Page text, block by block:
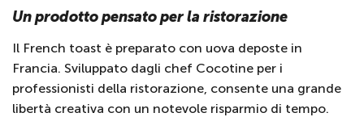
Un prodotto pensato per la ristorazione
Il French toast è preparato con uova deposte in
Francia. Sviluppato dagli chef Cocotine per i
professionisti della ristorazione, consente una grande
libertà creativa con un notevole risparmio di tempo.